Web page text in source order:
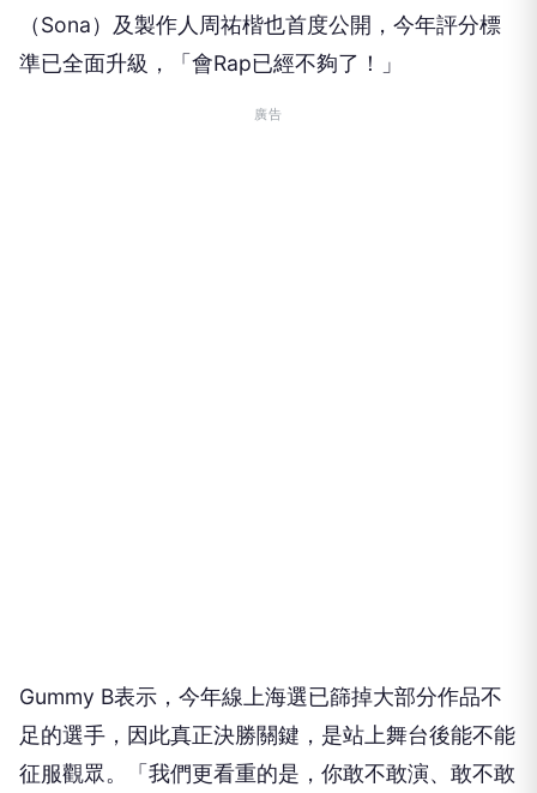
（Sona）及製作人周祐楷也首度公開，今年評分標
準已全面升級，「會Rap已經不夠了！」
廣告
Gummy B表示，今年線上海選已篩掉大部分作品不
足的選手，因此真正決勝關鍵，是站上舞台後能不能
征服觀眾。「我們更看重的是，你敢不敢演、敢不敢